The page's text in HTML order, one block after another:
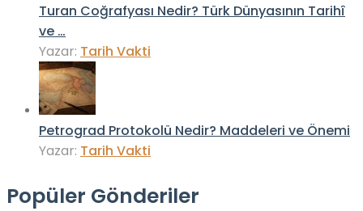
Turan Coğrafyası Nedir? Türk Dünyasının Tarihî
ve …
Yazar: Tarih Vakti
Petrograd Protokolü Nedir? Maddeleri ve Önemi
Yazar: Tarih Vakti
Popüler Gönderiler